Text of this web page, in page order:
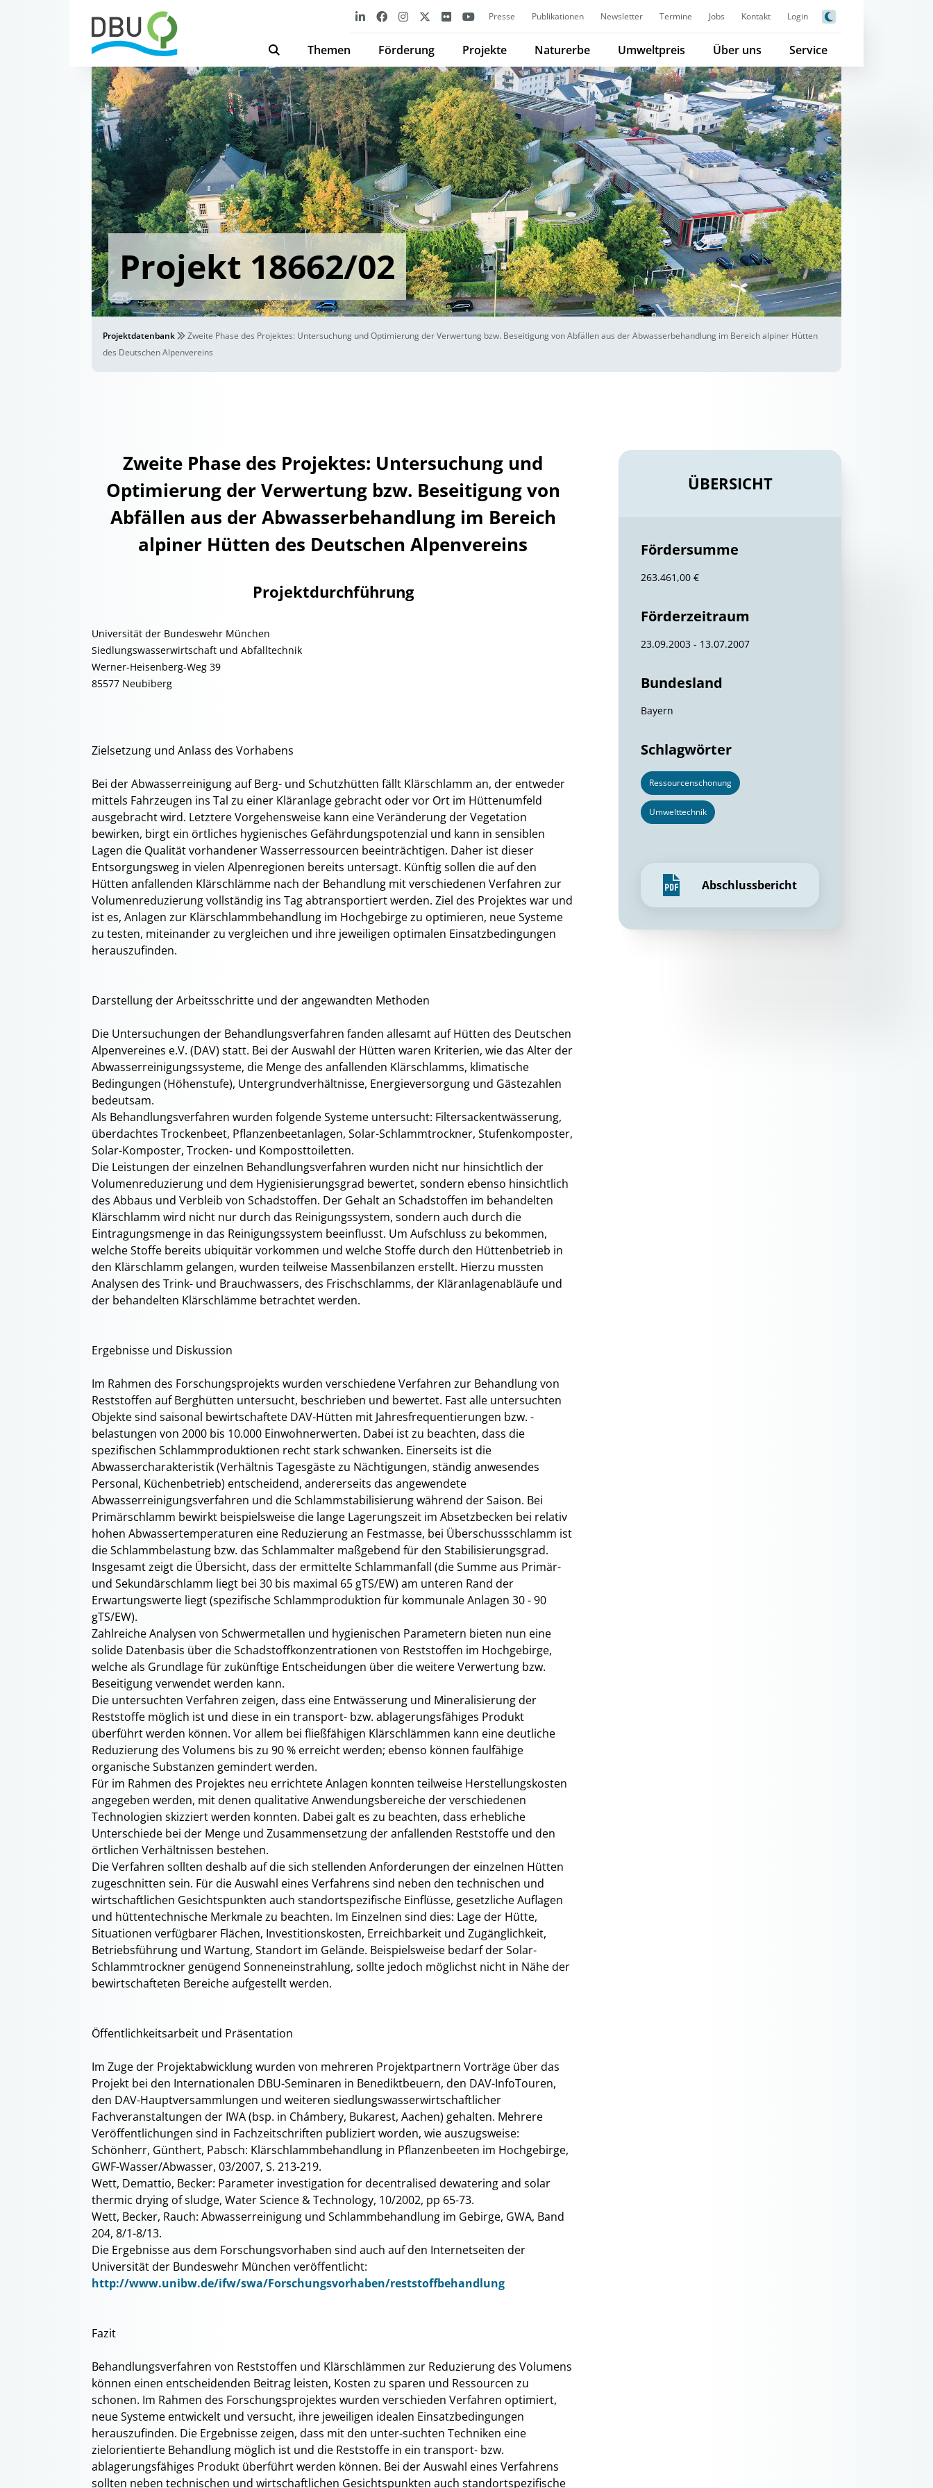
Presse Publikationen Newsletter Termine Jobs Kontakt Login
Themen Förderung Projekte Naturerbe Umweltpreis Über uns Service
Projekt 18662/02
Projektdatenbank
Zweite Phase des Projektes: Untersuchung und Optimierung der Verwertung bzw. Beseitigung von Abfällen aus der Abwasserbehandlung im Bereich alpiner Hütten
des Deutschen Alpenvereins
Zweite Phase des Projektes: Untersuchung und
Optimierung der Verwertung bzw. Beseitigung von
Abfällen aus der Abwasserbehandlung im Bereich
alpiner Hütten des Deutschen Alpenvereins
Projektdurchführung
Universität der Bundeswehr München
Siedlungswasserwirtschaft und Abfalltechnik
Werner-Heisenberg-Weg 39
85577 Neubiberg
Zielsetzung und Anlass des Vorhabens
Bei der Abwasserreinigung auf Berg- und Schutzhütten fällt Klärschlamm an, der entweder
mittels Fahrzeugen ins Tal zu einer Kläranlage gebracht oder vor Ort im Hüttenumfeld
ausgebracht wird. Letztere Vorgehensweise kann eine Veränderung der Vegetation
bewirken, birgt ein örtliches hygienisches Gefährdungspotenzial und kann in sensiblen
Lagen die Qualität vorhandener Wasserressourcen beeinträchtigen. Daher ist dieser
Entsorgungsweg in vielen Alpenregionen bereits untersagt. Künftig sollen die auf den
Hütten anfallenden Klärschlämme nach der Behandlung mit verschiedenen Verfahren zur
Volumenreduzierung vollständig ins Tag abtransportiert werden. Ziel des Projektes war und
ist es, Anlagen zur Klärschlammbehandlung im Hochgebirge zu optimieren, neue Systeme
zu testen, miteinander zu vergleichen und ihre jeweiligen optimalen Einsatzbedingungen
herauszufinden.
Darstellung der Arbeitsschritte und der angewandten Methoden
Die Untersuchungen der Behandlungsverfahren fanden allesamt auf Hütten des Deutschen
Alpenvereines e.V. (DAV) statt. Bei der Auswahl der Hütten waren Kriterien, wie das Alter der
Abwasserreinigungssysteme, die Menge des anfallenden Klärschlamms, klimatische
Bedingungen (Höhenstufe), Untergrundverhältnisse, Energieversorgung und Gästezahlen
bedeutsam.
Als Behandlungsverfahren wurden folgende Systeme untersucht: Filtersackentwässerung,
überdachtes Trockenbeet, Pflanzenbeetanlagen, Solar-Schlammtrockner, Stufenkomposter,
Solar-Komposter, Trocken- und Komposttoiletten.
Die Leistungen der einzelnen Behandlungsverfahren wurden nicht nur hinsichtlich der
Volumenreduzierung und dem Hygienisierungsgrad bewertet, sondern ebenso hinsichtlich
des Abbaus und Verbleib von Schadstoffen. Der Gehalt an Schadstoffen im behandelten
Klärschlamm wird nicht nur durch das Reinigungssystem, sondern auch durch die
Eintragungsmenge in das Reinigungssystem beeinflusst. Um Aufschluss zu bekommen,
welche Stoffe bereits ubiquitär vorkommen und welche Stoffe durch den Hüttenbetrieb in
den Klärschlamm gelangen, wurden teilweise Massenbilanzen erstellt. Hierzu mussten
Analysen des Trink- und Brauchwassers, des Frischschlamms, der Kläranlagenabläufe und
der behandelten Klärschlämme betrachtet werden.
Ergebnisse und Diskussion
Im Rahmen des Forschungsprojekts wurden verschiedene Verfahren zur Behandlung von
Reststoffen auf Berghütten untersucht, beschrieben und bewertet. Fast alle untersuchten
Objekte sind saisonal bewirtschaftete DAV-Hütten mit Jahresfrequentierungen bzw. -
belastungen von 2000 bis 10.000 Einwohnerwerten. Dabei ist zu beachten, dass die
spezifischen Schlammproduktionen recht stark schwanken. Einerseits ist die
Abwassercharakteristik (Verhältnis Tagesgäste zu Nächtigungen, ständig anwesendes
Personal, Küchenbetrieb) entscheidend, andererseits das angewendete
Abwasserreinigungsverfahren und die Schlammstabilisierung während der Saison. Bei
Primärschlamm bewirkt beispielsweise die lange Lagerungszeit im Absetzbecken bei relativ
hohen Abwassertemperaturen eine Reduzierung an Festmasse, bei Überschussschlamm ist
die Schlammbelastung bzw. das Schlammalter maßgebend für den Stabilisierungsgrad.
Insgesamt zeigt die Übersicht, dass der ermittelte Schlammanfall (die Summe aus Primär-
und Sekundärschlamm liegt bei 30 bis maximal 65 gTS/EW) am unteren Rand der
Erwartungswerte liegt (spezifische Schlammproduktion für kommunale Anlagen 30 - 90
gTS/EW).
Zahlreiche Analysen von Schwermetallen und hygienischen Parametern bieten nun eine
solide Datenbasis über die Schadstoffkonzentrationen von Reststoffen im Hochgebirge,
welche als Grundlage für zukünftige Entscheidungen über die weitere Verwertung bzw.
Beseitigung verwendet werden kann.
Die untersuchten Verfahren zeigen, dass eine Entwässerung und Mineralisierung der
Reststoffe möglich ist und diese in ein transport- bzw. ablagerungsfähiges Produkt
überführt werden können. Vor allem bei fließfähigen Klärschlämmen kann eine deutliche
Reduzierung des Volumens bis zu 90 % erreicht werden; ebenso können faulfähige
organische Substanzen gemindert werden.
Für im Rahmen des Projektes neu errichtete Anlagen konnten teilweise Herstellungskosten
angegeben werden, mit denen qualitative Anwendungsbereiche der verschiedenen
Technologien skizziert werden konnten. Dabei galt es zu beachten, dass erhebliche
Unterschiede bei der Menge und Zusammensetzung der anfallenden Reststoffe und den
örtlichen Verhältnissen bestehen.
Die Verfahren sollten deshalb auf die sich stellenden Anforderungen der einzelnen Hütten
zugeschnitten sein. Für die Auswahl eines Verfahrens sind neben den technischen und
wirtschaftlichen Gesichtspunkten auch standortspezifische Einflüsse, gesetzliche Auflagen
und hüttentechnische Merkmale zu beachten. Im Einzelnen sind dies: Lage der Hütte,
Situationen verfügbarer Flächen, Investitionskosten, Erreichbarkeit und Zugänglichkeit,
Betriebsführung und Wartung, Standort im Gelände. Beispielsweise bedarf der Solar-
Schlammtrockner genügend Sonneneinstrahlung, sollte jedoch möglichst nicht in Nähe der
bewirtschafteten Bereiche aufgestellt werden.
Öffentlichkeitsarbeit und Präsentation
Im Zuge der Projektabwicklung wurden von mehreren Projektpartnern Vorträge über das
Projekt bei den Internationalen DBU-Seminaren in Benediktbeuern, den DAV-InfoTouren,
den DAV-Hauptversammlungen und weiteren siedlungswasserwirtschaftlicher
Fachveranstaltungen der IWA (bsp. in Chámbery, Bukarest, Aachen) gehalten. Mehrere
Veröffentlichungen sind in Fachzeitschriften publiziert worden, wie auszugsweise:
Schönherr, Günthert, Pabsch: Klärschlammbehandlung in Pflanzenbeeten im Hochgebirge,
GWF-Wasser/Abwasser, 03/2007, S. 213-219.
Wett, Demattio, Becker: Parameter investigation for decentralised dewatering and solar
thermic drying of sludge, Water Science & Technology, 10/2002, pp 65-73.
Wett, Becker, Rauch: Abwasserreinigung und Schlammbehandlung im Gebirge, GWA, Band
204, 8/1-8/13.
Die Ergebnisse aus dem Forschungsvorhaben sind auch auf den Internetseiten der
Universität der Bundeswehr München veröffentlicht:
http://www.unibw.de/ifw/swa/Forschungsvorhaben/reststoffbehandlung
Fazit
Behandlungsverfahren von Reststoffen und Klärschlämmen zur Reduzierung des Volumens
können einen entscheidenden Beitrag leisten, Kosten zu sparen und Ressourcen zu
schonen. Im Rahmen des Forschungsprojektes wurden verschieden Verfahren optimiert,
neue Systeme entwickelt und versucht, ihre jeweiligen idealen Einsatzbedingungen
herauszufinden. Die Ergebnisse zeigen, dass mit den unter-suchten Techniken eine
zielorientierte Behandlung möglich ist und die Reststoffe in ein transport- bzw.
ablagerungsfähiges Produkt überführt werden können. Bei der Auswahl eines Verfahrens
sollten neben technischen und wirtschaftlichen Gesichtspunkten auch standortspezifische
ÜBERSICHT
Fördersumme
263.461,00 €
Förderzeitraum
23.09.2003 - 13.07.2007
Bundesland
Bayern
Schlagwörter
Ressourcenschonung
Umwelttechnik
Abschlussbericht